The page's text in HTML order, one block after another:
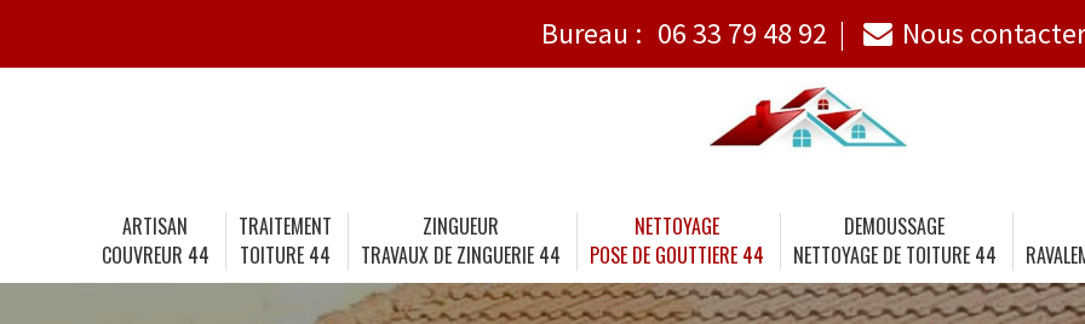
Bureau : 06 33 79 48 92 Nous contacter
ARTISAN
COUVREUR 44
TRAITEMENT
TOITURE 44
ZINGUEUR
TRAVAUX DE ZINGUERIE 44
NETTOYAGE
POSE DE GOUTTIERE 44
DEMOUSSAGE
NETTOYAGE DE TOITURE 44